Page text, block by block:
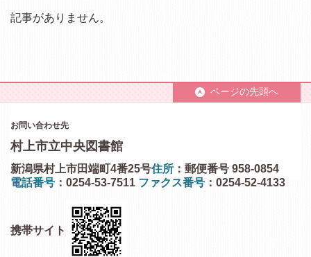
記事がありません。
ページの先頭へ
お問い合わせ先
村上市立中央図書館
住所 ：郵便番号 958-0854
新潟県村上市田端町4番25号
電話番号 ：0254-53-7511 ファクス番号 ：0254-52-4133
携帯サイト